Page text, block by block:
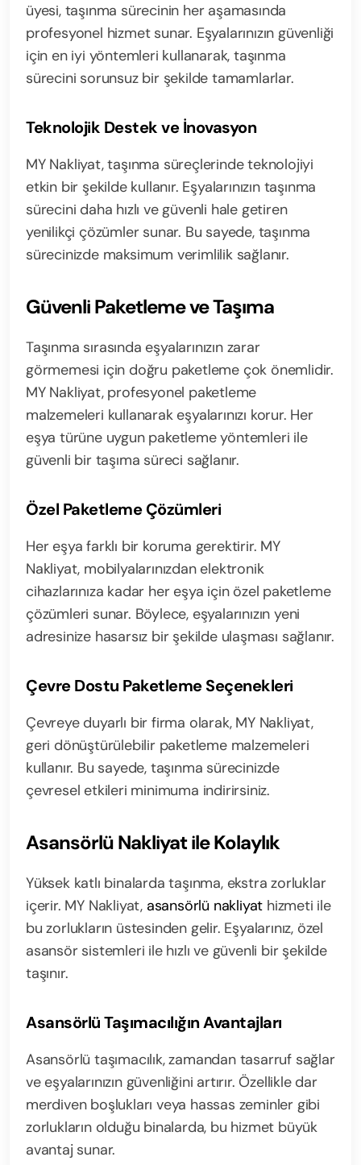
üyesi, taşınma sürecinin her aşamasında
profesyonel hizmet sunar. Eşyalarınızın güvenliği
için en iyi yöntemleri kullanarak, taşınma
sürecini sorunsuz bir şekilde tamamlarlar.
Teknolojik Destek ve İnovasyon
MY Nakliyat, taşınma süreçlerinde teknolojiyi
etkin bir şekilde kullanır. Eşyalarınızın taşınma
sürecini daha hızlı ve güvenli hale getiren
yenilikçi çözümler sunar. Bu sayede, taşınma
sürecinizde maksimum verimlilik sağlanır.
Güvenli Paketleme ve Taşıma
Taşınma sırasında eşyalarınızın zarar
görmemesi için doğru paketleme çok önemlidir.
MY Nakliyat, profesyonel paketleme
malzemeleri kullanarak eşyalarınızı korur. Her
eşya türüne uygun paketleme yöntemleri ile
güvenli bir taşıma süreci sağlanır.
Özel Paketleme Çözümleri
Her eşya farklı bir koruma gerektirir. MY
Nakliyat, mobilyalarınızdan elektronik
cihazlarınıza kadar her eşya için özel paketleme
çözümleri sunar. Böylece, eşyalarınızın yeni
adresinize hasarsız bir şekilde ulaşması sağlanır.
Çevre Dostu Paketleme Seçenekleri
Çevreye duyarlı bir firma olarak, MY Nakliyat,
geri dönüştürülebilir paketleme malzemeleri
kullanır. Bu sayede, taşınma sürecinizde
çevresel etkileri minimuma indirirsiniz.
Asansörlü Nakliyat ile Kolaylık
Yüksek katlı binalarda taşınma, ekstra zorluklar
içerir. MY Nakliyat, asansörlü nakliyat hizmeti ile
bu zorlukların üstesinden gelir. Eşyalarınız, özel
asansör sistemleri ile hızlı ve güvenli bir şekilde
taşınır.
Asansörlü Taşımacılığın Avantajları
Asansörlü taşımacılık, zamandan tasarruf sağlar
ve eşyalarınızın güvenliğini artırır. Özellikle dar
merdiven boşlukları veya hassas zeminler gibi
zorlukların olduğu binalarda, bu hizmet büyük
avantaj sunar.